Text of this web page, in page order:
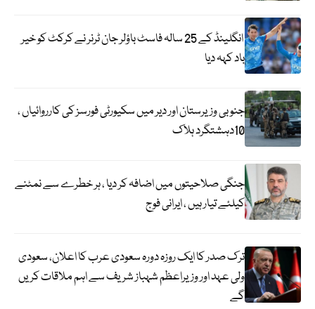
انگلینڈ کے 25 سالہ فاسٹ باؤلر جان ٹرنر نے کرکٹ کو خیر
باد کہہ دیا
جنوبی وزیرستان اور دیر میں سکیورٹی فورسز کی کارروائیاں ،
10دہشتگرد ہلاک
جنگی صلاحیتوں میں اضافہ کر دیا ، ہر خطرے سے نمٹنے
کیلئے تیار ہیں ، ایرانی فوج
ترک صدر کا ایک روزہ دورہ سعودی عرب کا اعلان، سعودی
ولی عہد اور وزیراعظم شہباز شریف سے اہم ملاقات کریں
گے